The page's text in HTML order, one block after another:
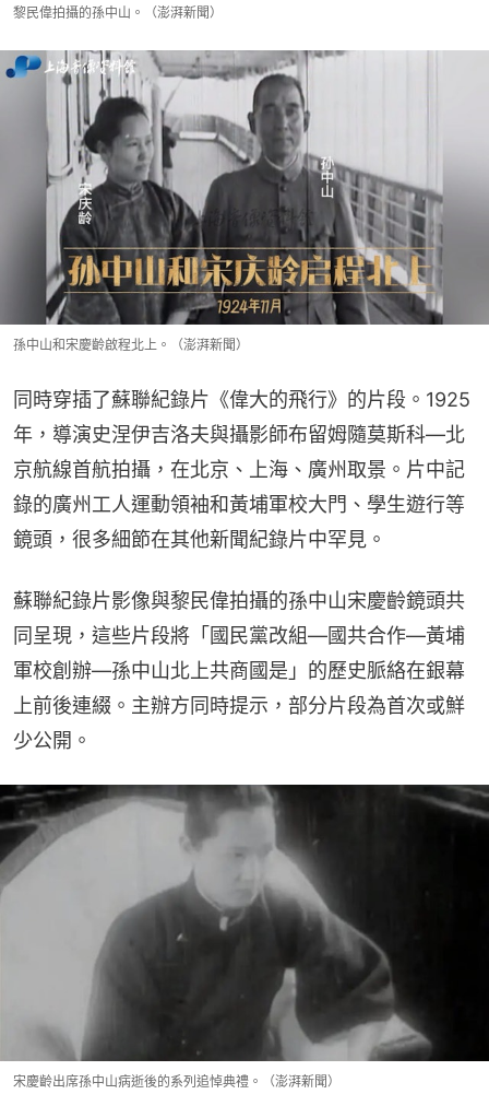
黎民偉拍攝的孫中山。（澎湃新聞）
孫中山和宋慶齡啟程北上。（澎湃新聞）
同時穿插了蘇聯紀錄片《偉大的飛行》的片段。1925
年，導演史涅伊吉洛夫與攝影師布留姆隨莫斯科—北
京航線首航拍攝，在北京、上海、廣州取景。片中記
錄的廣州工人運動領袖和黃埔軍校大門、學生遊行等
鏡頭，很多細節在其他新聞紀錄片中罕見。
蘇聯紀錄片影像與黎民偉拍攝的孫中山宋慶齡鏡頭共
同呈現，這些片段將「國民黨改組—國共合作—黃埔
軍校創辦—孫中山北上共商國是」的歷史脈絡在銀幕
上前後連綴。主辦方同時提示，部分片段為首次或鮮
少公開。
宋慶齡出席孫中山病逝後的系列追悼典禮。（澎湃新聞）